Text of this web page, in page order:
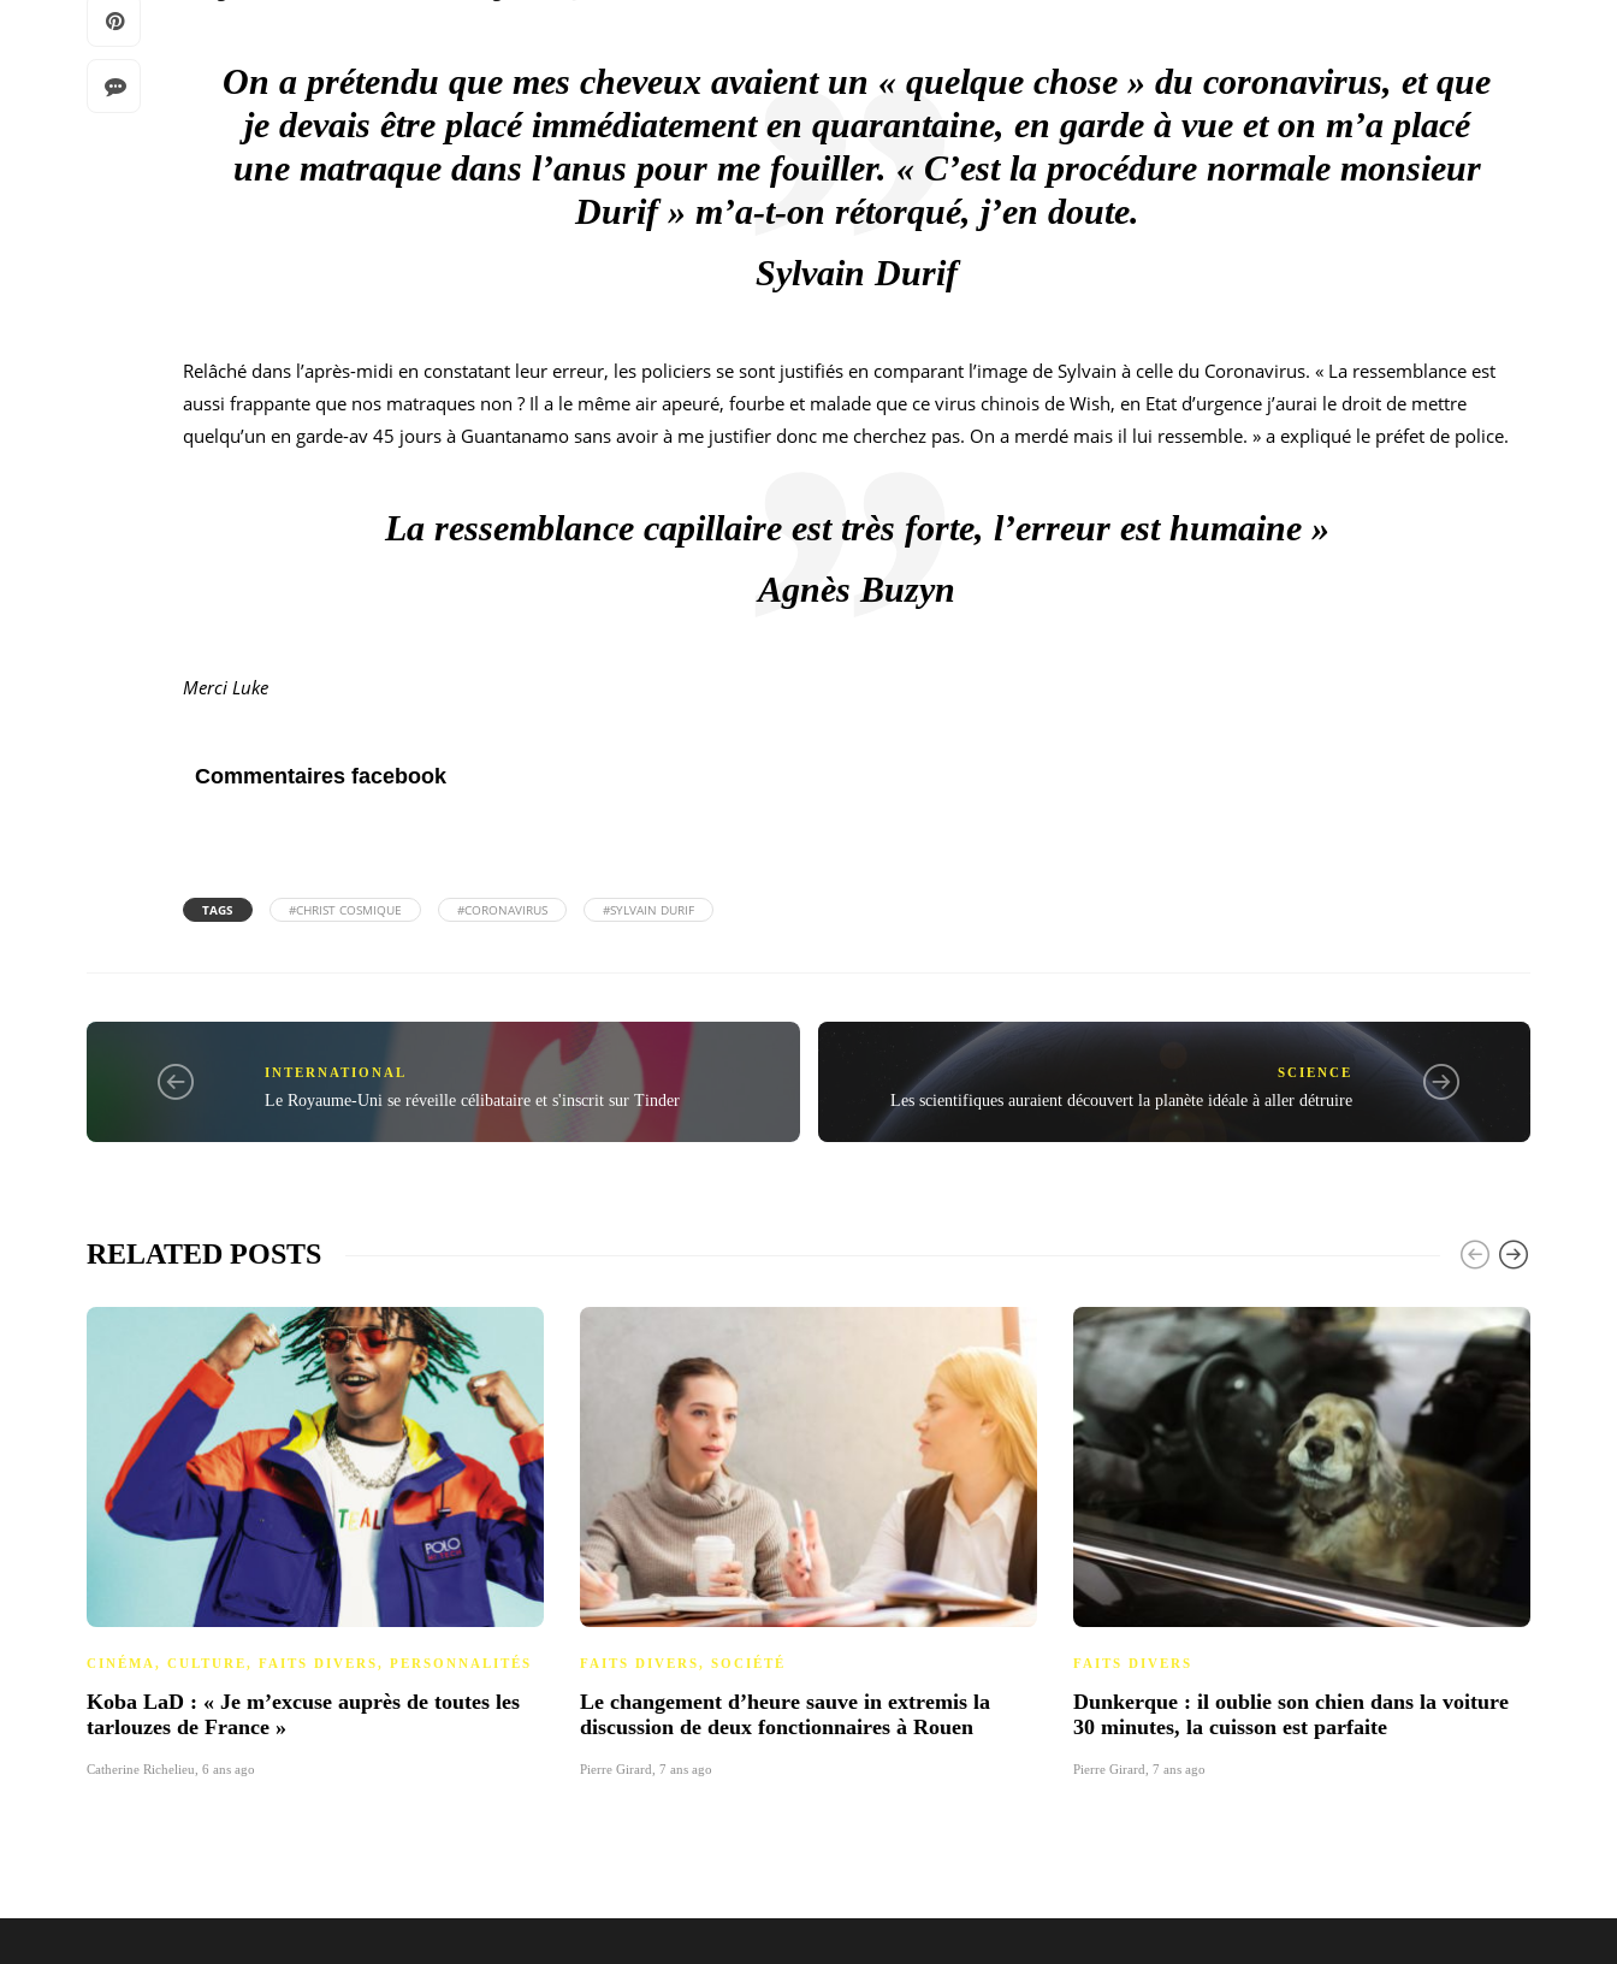
On a prétendu que mes cheveux avaient un « quelque chose » du coronavirus, et que
je devais être placé immédiatement en quarantaine, en garde à vue et on m’a placé
une matraque dans l’anus pour me fouiller. « C’est la procédure normale monsieur
Durif » m’a-t-on rétorqué, j’en doute.
Sylvain Durif
Relâché dans l’après-midi en constatant leur erreur, les policiers se sont justifiés en comparant l’image de Sylvain à celle du Coronavirus. « La ressemblance est
aussi frappante que nos matraques non ? Il a le même air apeuré, fourbe et malade que ce virus chinois de Wish, en Etat d’urgence j’aurai le droit de mettre
quelqu’un en garde-av 45 jours à Guantanamo sans avoir à me justifier donc me cherchez pas. On a merdé mais il lui ressemble. » a expliqué le préfet de police.
La ressemblance capillaire est très forte, l’erreur est humaine »
Agnès Buzyn
Merci Luke
Commentaires facebook
TAGS #CHRIST COSMIQUE #CORONAVIRUS #SYLVAIN DURIF
INTERNATIONAL
Le Royaume-Uni se réveille célibataire et s'inscrit sur Tinder
SCIENCE
Les scientifiques auraient découvert la planète idéale à aller détruire
RELATED POSTS
CINÉMA , CULTURE, FAITS DIVERS, PERSONNALITÉS
Koba LaD : « Je m’excuse auprès de toutes les
tarlouzes de France »
Catherine Richelieu 6 ans ago
FAITS DIVERS, SOCIÉTÉ
Le changement d’heure sauve in extremis la
discussion de deux fonctionnaires à Rouen
Pierre Girard 7 ans ago
FAITS DIVERS
Dunkerque : il oublie son chien dans la voiture
30 minutes, la cuisson est parfaite
Pierre Girard 7 ans ago